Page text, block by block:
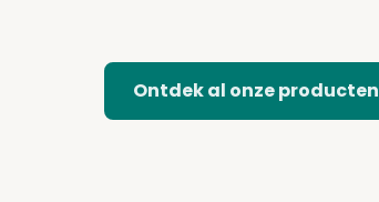
Ontdek al onze producten